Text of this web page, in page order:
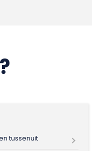
tussenuit